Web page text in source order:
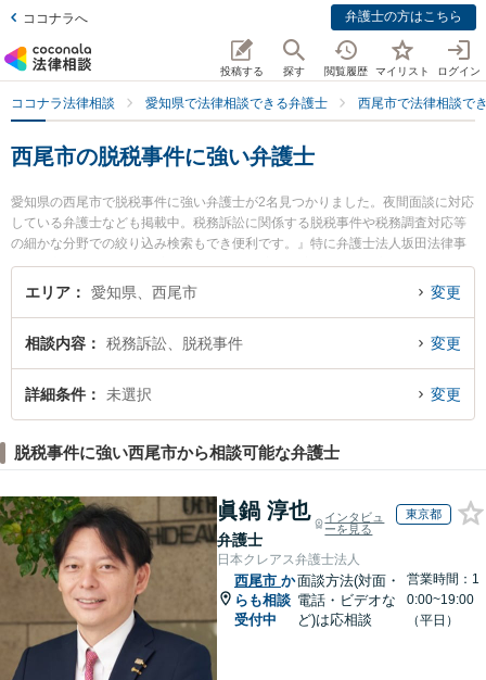
ココナラへ 弁護士の方はこちら
投稿する 探す 閲覧履歴 マイリスト ログイン
ココナラ法律相談 愛知県で法律相談できる弁護士 西尾市で法律相談で
西尾市の脱税事件に強い弁護士
愛知県の西尾市で脱税事件に強い弁護士が2名見つかりました。夜間面談に対応
している弁護士なども掲載中。税務訴訟に関係する脱税事件や税務調査対応等
の細かな分野での絞り込み検索もでき便利です。』特に弁護士法人坂田法律事
務所の髙木 卓也弁護士や安藤法律事務所の安藤 芳朗弁護士のプロフィール情報
や弁護士費用、強みなどが注目されています。『西尾市で土日や夜間に発生し
律相談できる西尾市内の弁護士に相談予約したい』などでお困りの相談者さん
におすすめです。
エリア 愛知県、西尾市 変更
相談内容 税務訴訟、脱税事件 変更
詳細条件 未選択 変更
脱税事件に強い西尾市から相談可能な弁護士
眞鍋 淳也
弁護士
インタビュ
ーを見る
東京都
日本クレアス弁護士法人
西尾市 か
らも相談
受付中
面談方法(対面・
電話・ビデオな
ど)は応相談
営業時間：1
0:00~19:00
（平日）